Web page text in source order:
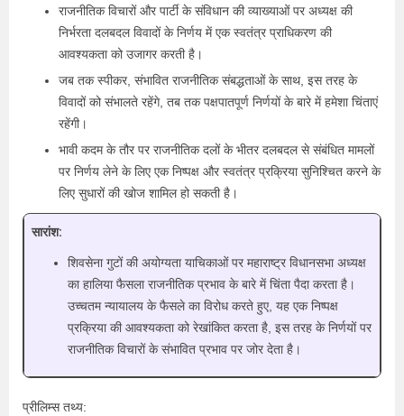
राजनीतिक विचारों और पार्टी के संविधान की व्याख्याओं पर अध्यक्ष की
निर्भरता दलबदल विवादों के निर्णय में एक स्वतंत्र प्राधिकरण की
आवश्यकता को उजागर करती है।
जब तक स्पीकर, संभावित राजनीतिक संबद्धताओं के साथ, इस तरह के
विवादों को संभालते रहेंगे, तब तक पक्षपातपूर्ण निर्णयों के बारे में हमेशा चिंताएं
रहेंगी।
भावी कदम के तौर पर राजनीतिक दलों के भीतर दलबदल से संबंधित मामलों
पर निर्णय लेने के लिए एक निष्पक्ष और स्वतंत्र प्रक्रिया सुनिश्चित करने के
लिए सुधारों की खोज शामिल हो सकती है।
सारांश:
शिवसेना गुटों की अयोग्यता याचिकाओं पर महाराष्ट्र विधानसभा अध्यक्ष
का हालिया फैसला राजनीतिक प्रभाव के बारे में चिंता पैदा करता है।
उच्चतम न्यायालय के फैसले का विरोध करते हुए, यह एक निष्पक्ष
प्रक्रिया की आवश्यकता को रेखांकित करता है, इस तरह के निर्णयों पर
राजनीतिक विचारों के संभावित प्रभाव पर जोर देता है।
प्रीलिम्स तथ्य: